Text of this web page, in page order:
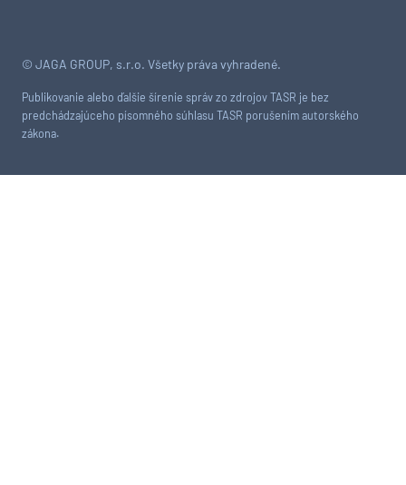
© JAGA GROUP, s.r.o. Všetky práva vyhradené.
Publikovanie alebo ďalšie šírenie správ zo zdrojov TASR je bez
predchádzajúceho písomného súhlasu TASR porušením autorského
zákona.